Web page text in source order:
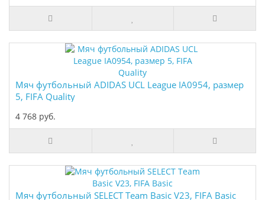
Мяч футбольный ADIDAS UCL League IA0954, размер
5, FIFA Quality
4 768 руб.
Мяч футбольный SELECT Team Basic V23, FIFA Basic